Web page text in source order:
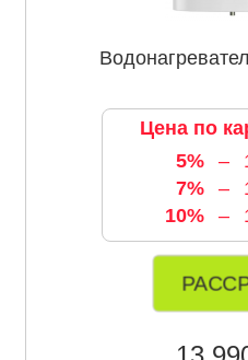
Цена по
5%
–
7%
–
10%
–